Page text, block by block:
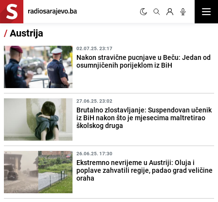
/Austrija
02.07.25. 23:17
Nakon stravične pucnjave u Beču: Jedan od
osumnjičenih porijeklom iz BiH
27.06.25. 23:02
Brutalno zlostavljanje: Suspendovan učenik
iz BiH nakon što je mjesecima maltretirao
školskog druga
26.06.25. 17:30
Ekstremno nevrijeme u Austriji: Oluja i
poplave zahvatili regije, padao grad veličine
oraha